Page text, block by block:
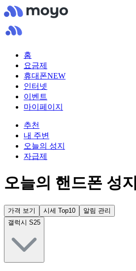
홈
요금제
휴대폰NEW
인터넷
이벤트
마이페이지
추천
내 주변
오늘의 성지
자급제
오늘의 핸드폰 성
가격 보기 시세 Top10
알림 관리
갤럭시 S25